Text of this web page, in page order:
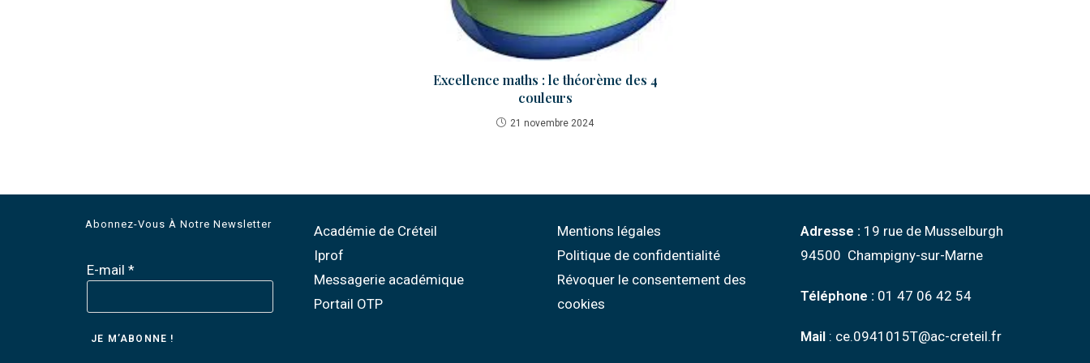
Excellence maths : le théorème des 4
couleurs
21 novembre 2024
Abonnez-Vous À Notre Newsletter
E-mail *
Académie de Créteil
Iprof
Messagerie académique
Portail OTP
Mentions légales
Politique de confidentialité
Révoquer le consentement des
cookies
Adresse : 19 rue de Musselburgh
94500 Champigny-sur-Marne
Téléphone : 01 47 06 42 54
Mail : ce.0941015T@ac-creteil.fr